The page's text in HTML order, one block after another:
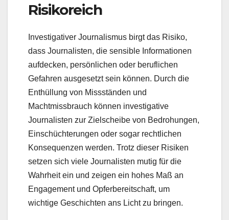
Risikoreich
Investigativer Journalismus birgt das Risiko,
dass Journalisten, die sensible Informationen
aufdecken, persönlichen oder beruflichen
Gefahren ausgesetzt sein können. Durch die
Enthüllung von Missständen und
Machtmissbrauch können investigative
Journalisten zur Zielscheibe von Bedrohungen,
Einschüchterungen oder sogar rechtlichen
Konsequenzen werden. Trotz dieser Risiken
setzen sich viele Journalisten mutig für die
Wahrheit ein und zeigen ein hohes Maß an
Engagement und Opferbereitschaft, um
wichtige Geschichten ans Licht zu bringen.